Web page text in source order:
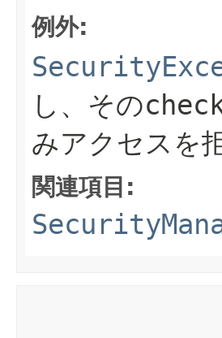
例外:
し、その
みアクセスを
関連項目: